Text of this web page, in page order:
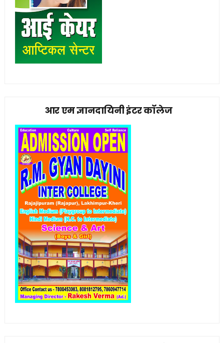
आर एम ज्ञानदायिनी इंटर कॉलेज